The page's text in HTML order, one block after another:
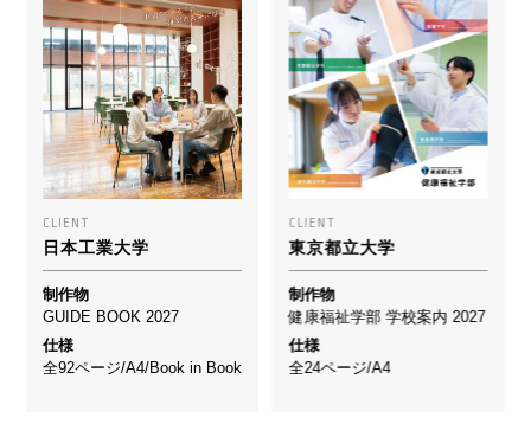
CLIENT
日本工業大学
制作物
GUIDE BOOK 2027
仕様
全92ページ/A4/Book in Book
CLIENT
東京都立大学
制作物
健康福祉学部 学校案内 2027
仕様
全24ページ/A4